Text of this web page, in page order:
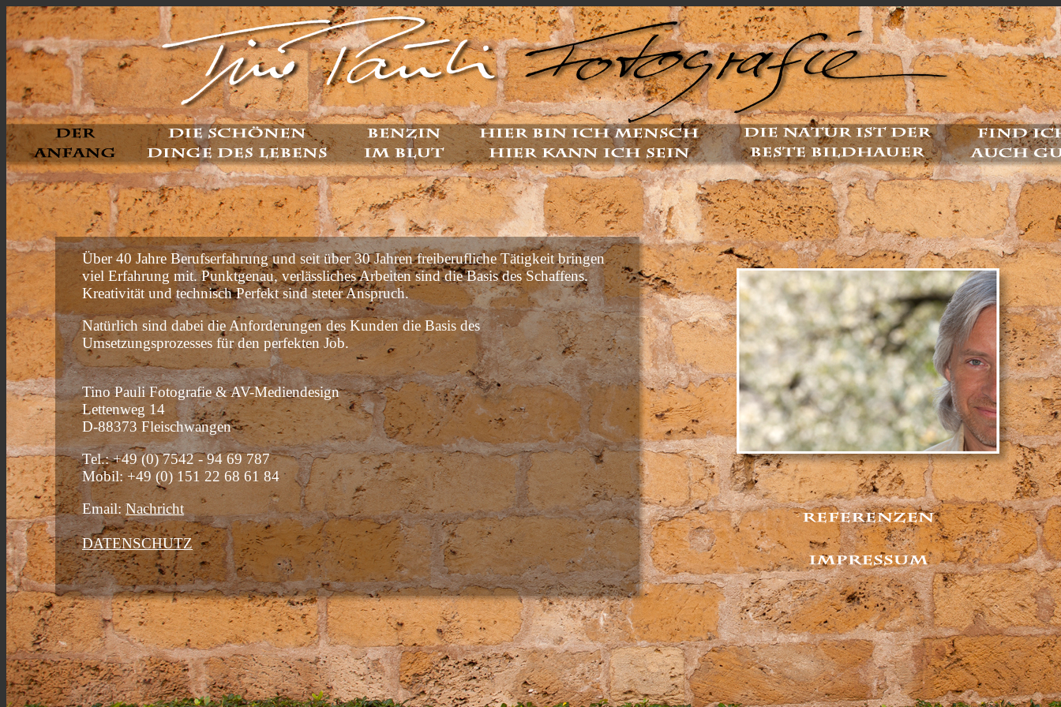
Über 40 Jahre Berufserfahrung und seit über 30 Jahren freiberufliche Tätigkeit bringen
viel Erfahrung mit. Punktgenau, verlässliches Arbeiten sind die Basis des Schaffens.
Kreativität und technisch Perfekt sind steter Anspruch.
Natürlich sind dabei die Anforderungen des Kunden die Basis des
Umsetzungsprozesses für den perfekten Job.
Tino Pauli Fotografie & AV-Mediendesign
Lettenweg 14
D-88373 Fleischwangen
Tel.: +49 (0) 7542 - 94 69 787
Mobil: +49 (0) 151 22 68 61 84
Email:Nachricht
DATENSCHUTZ